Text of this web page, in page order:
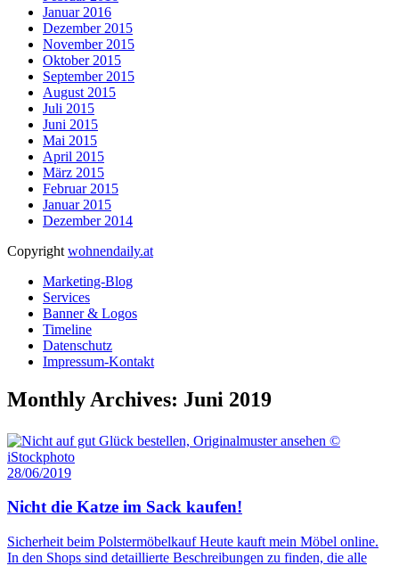
Januar 2016
Dezember 2015
November 2015
Oktober 2015
September 2015
August 2015
Juli 2015
Juni 2015
Mai 2015
April 2015
März 2015
Februar 2015
Januar 2015
Dezember 2014
Copyright wohnendaily.at
Marketing-Blog
Services
Banner & Logos
Timeline
Datenschutz
Impressum-Kontakt
Monthly Archives: Juni 2019
28/06/2019
Nicht die Katze im Sack kaufen!
Sicherheit beim Polstermöbelkauf Heute kauft mein Möbel online.
In den Shops sind detaillierte Beschreibungen zu finden, die alle